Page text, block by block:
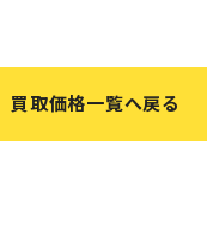
買取価格一覧へ戻る